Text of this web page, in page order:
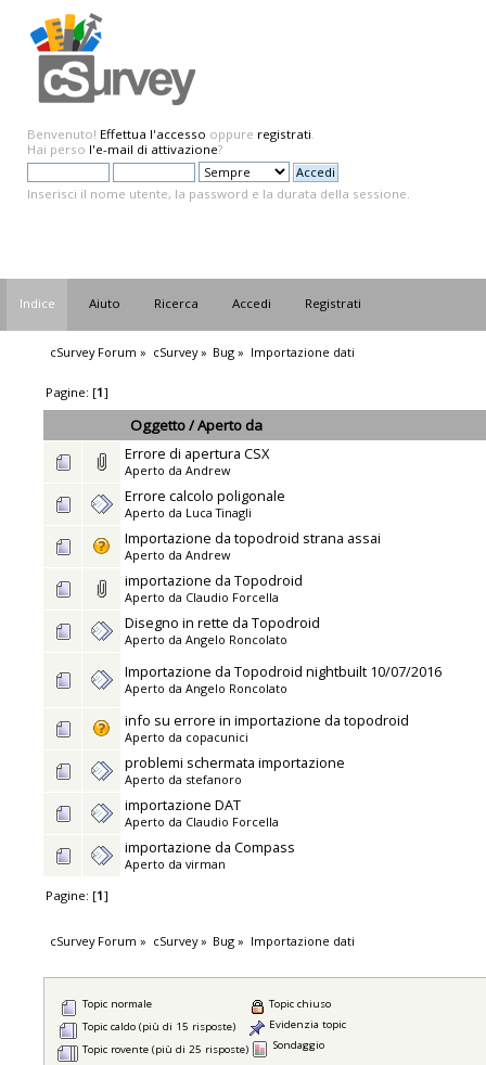
Benvenuto! Effettua l'accesso oppure registrati.
Hai perso l'e-mail di attivazione?
Inserisci il nome utente, la password e la durata della sessione.
Indice Aiuto Ricerca Accedi Registrati
cSurvey Forum » cSurvey» Bug » Importazione dati
Pagine: [1]
Oggetto/Aperto da
Errore di apertura CSX
Aperto da Andrew
Errore calcolo poligonale
Aperto da Luca Tinagli
Importazione da topodroid strana assai
Aperto da Andrew
importazione da Topodroid
Aperto da Claudio Forcella
Disegno in rette da Topodroid
Aperto da Angelo Roncolato
Importazione da Topodroid nightbuilt 10/07/2016
Aperto da Angelo Roncolato
info su errore in importazione da topodroid
Aperto da copacunici
problemi schermata importazione
Aperto da stefanoro
importazione DAT
Aperto da Claudio Forcella
importazione da Compass
Aperto da virman
Pagine: [1]
cSurvey Forum » cSurvey» Bug » Importazione dati
Topic normale
Topic caldo (più di 15 risposte)
Topic rovente (più di 25 risposte)
Topic chiuso
Evidenzia topic
Sondaggio